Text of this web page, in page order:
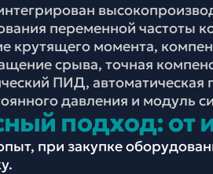
переменной частоты
крутящего момента,
срыва, точная
ПИД,
давления и модуль
подход: от
при закупке